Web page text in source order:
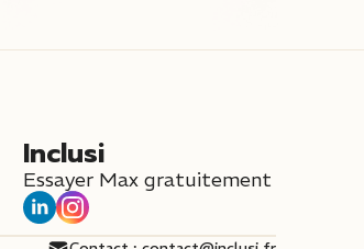
Inclusi
Essayer Max gratuitement